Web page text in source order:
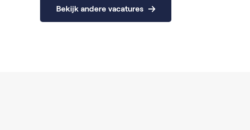
Bekijk andere vacatures